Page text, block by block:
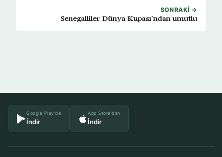
SONRAKI →
Senegalliler Dünya Kupası’ndan umutlu
Google Play'de
İndir
App Store'dan
İndir